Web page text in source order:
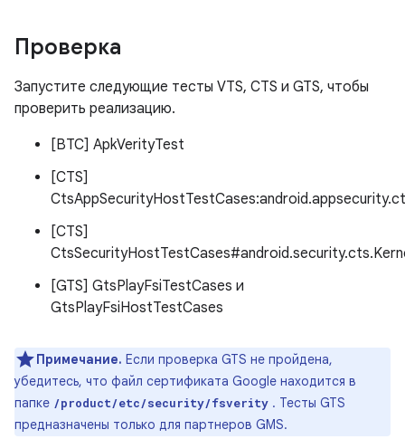
Проверка
Запустите следующие тесты VTS, CTS и GTS, чтобы
проверить реализацию.
[ВТС] ApkVerityTest
[CTS]
[CTS]
[GTS] GtsPlayFsiTestCases и
GtsPlayFsiHostTestCases
Примечание. Если проверка GTS не пройдена,
убедитесь, что файл сертификата Google находится в
папке /product/etc/security/fsverity . Тесты GTS
предназначены только для партнеров GMS.